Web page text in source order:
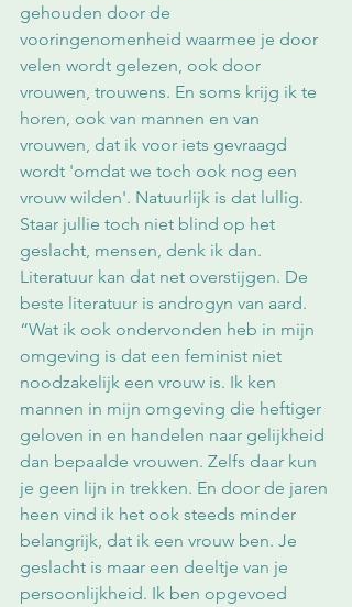
gehouden door de
vooringenomenheid waarmee je door
velen wordt gelezen, ook door
vrouwen, trouwens. En soms krijg ik te
horen, ook van mannen en van
vrouwen, dat ik voor iets gevraagd
wordt 'omdat we toch ook nog een
vrouw wilden'. Natuurlijk is dat lullig.
Staar jullie toch niet blind op het
geslacht, mensen, denk ik dan.
Literatuur kan dat net overstijgen. De
beste literatuur is androgyn van aard.
“Wat ik ook ondervonden heb in mijn
omgeving is dat een feminist niet
noodzakelijk een vrouw is. Ik ken
mannen in mijn omgeving die heftiger
geloven in en handelen naar gelijkheid
dan bepaalde vrouwen. Zelfs daar kun
je geen lijn in trekken. En door de jaren
heen vind ik het ook steeds minder
belangrijk, dat ik een vrouw ben. Je
geslacht is maar een deeltje van je
persoonlijkheid. Ik ben opgevoed